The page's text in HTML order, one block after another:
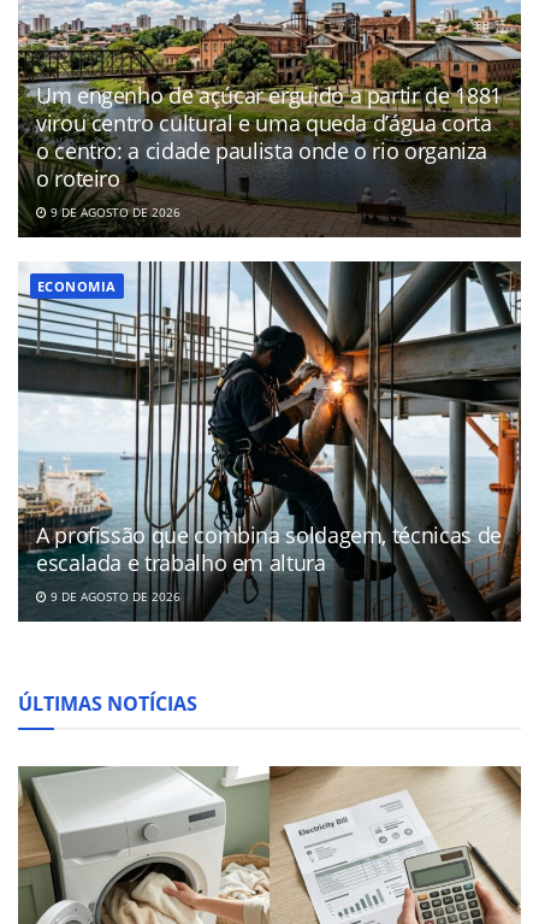
Um engenho de açúcar erguido a partir de 1881
virou centro cultural e uma queda d’água corta
o centro: a cidade paulista onde o rio organiza
o roteiro
9 DE AGOSTO DE 2026
ECONOMIA
A profissão que combina soldagem, técnicas de
escalada e trabalho em altura
9 DE AGOSTO DE 2026
ÚLTIMAS NOTÍCIAS